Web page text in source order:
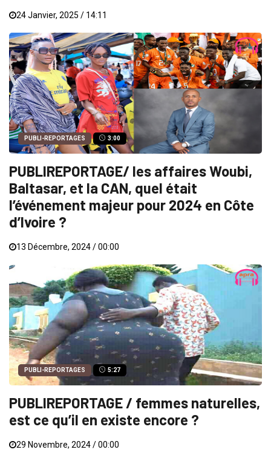
24 Janvier, 2025 / 14:11
PUBLI-REPORTAGES 3:00
PUBLIREPORTAGE/ les affaires Woubi,
Baltasar, et la CAN, quel était
l’événement majeur pour 2024 en Côte
d’Ivoire ?
13 Décembre, 2024 / 00:00
PUBLI-REPORTAGES 5:27
PUBLIREPORTAGE / femmes naturelles,
est ce qu’il en existe encore ?
29 Novembre, 2024 / 00:00